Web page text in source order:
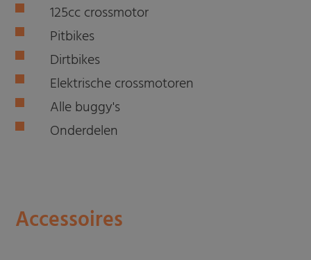
125cc crossmotor
Pitbikes
Dirtbikes
Elektrische crossmotoren
Alle buggy's
Onderdelen
Accessoires